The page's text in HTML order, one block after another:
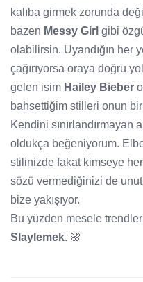
kalıba girmek zorunda
bazen Messy Girl gibi
olabilirsin. Uyandığın her
çağırıyorsa oraya doğru
gelen isim Hailey Bieber
bahsettiğim stilleri onun
Kendini sınırlandırmayan
oldukça beğeniyorum.
stilinizde fakat kimseye
sözü vermediğinizi de
bize yakışıyor.
Bu yüzden mesele
Slaylemek. 🌸